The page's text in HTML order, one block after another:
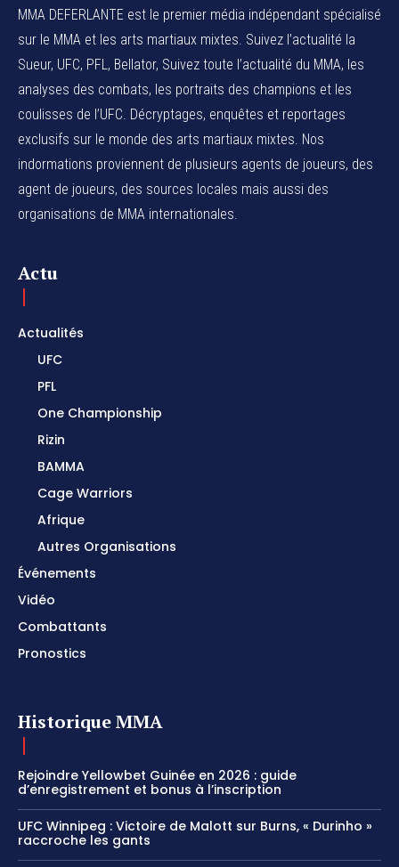
MMA DEFERLANTE est le premier média indépendant spécialisé
sur le MMA et les arts martiaux mixtes. Suivez l’actualité la
Sueur, UFC, PFL, Bellator, Suivez toute l’actualité du MMA, les
analyses des combats, les portraits des champions et les
coulisses de l’UFC. Décryptages, enquêtes et reportages
exclusifs sur le monde des arts martiaux mixtes. Nos
indormations proviennent de plusieurs agents de joueurs, des
agent de joueurs, des sources locales mais aussi des
organisations de MMA internationales.
Actu
Actualités
UFC
PFL
One Championship
Rizin
BAMMA
Cage Warriors
Afrique
Autres Organisations
Événements
Vidéo
Combattants
Pronostics
Historique MMA
Rejoindre Yellowbet Guinée en 2026 : guide
d’enregistrement et bonus à l’inscription
UFC Winnipeg : Victoire de Malott sur Burns, « Durinho »
raccroche les gants